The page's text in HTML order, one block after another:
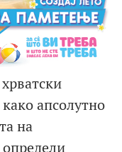
апсолутно
на
определи